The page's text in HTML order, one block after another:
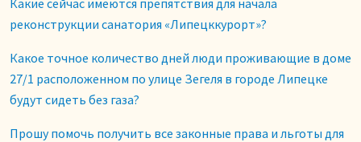
реконструкции санатория «Липецккурорт»?
Какое точное количество дней люди проживающие в доме
27/1 расположенном по улице Зегеля в городе Липецке
будут сидеть без газа?
Прошу помочь получить все законные права и льготы для